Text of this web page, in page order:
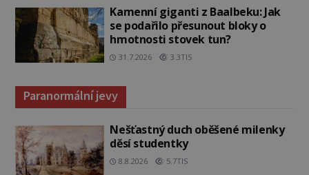
Kamenní giganti z Baalbeku: Jak
se podařilo přesunout bloky o
hmotnosti stovek tun?
31.7.2026 3.3TIS
Paranormální jevy
Nešťastný duch oběšené milenky
děsí studentky
8.8.2026 5.7TIS